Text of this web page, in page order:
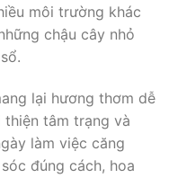
môi trường khác
chậu cây nhỏ
lại hương thơm dễ
thiện tâm trạng và
làm việc căng
đúng cách, hoa